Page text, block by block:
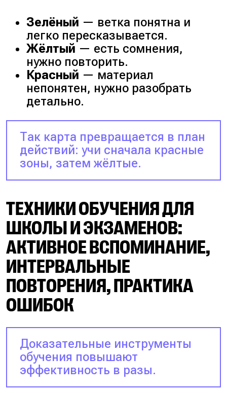
Зелёный — ветка понятна и
легко пересказывается.
Жёлтый — есть сомнения,
нужно повторить.
Красный — материал
непонятен, нужно разобрать
детально.
Так карта превращается в план
действий: учи сначала красные
зоны, затем жёлтые.
ТЕХНИКИ ОБУЧЕНИЯ ДЛЯ
ШКОЛЫ И ЭКЗАМЕНОВ:
АКТИВНОЕ ВСПОМИНАНИЕ,
ИНТЕРВАЛЬНЫЕ
ПОВТОРЕНИЯ, ПРАКТИКА
ОШИБОК
Доказательные инструменты
обучения повышают
эффективность в разы.